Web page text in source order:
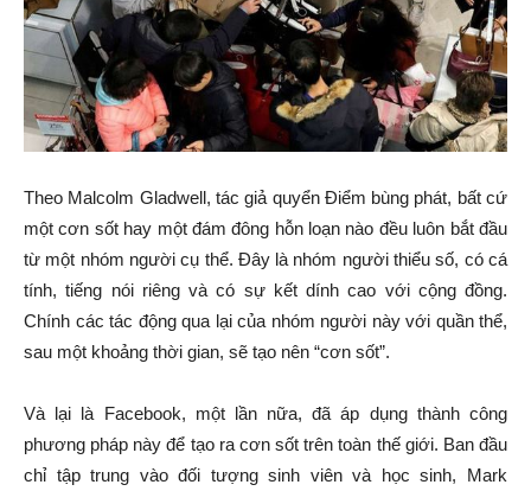
Theo Malcolm Gladwell, tác giả quyển Điểm bùng phát, bất cứ
một cơn sốt hay một đám đông hỗn loạn nào đều luôn bắt đầu
từ một nhóm người cụ thể. Đây là nhóm người thiểu số, có cá
tính, tiếng nói riêng và có sự kết dính cao với cộng đồng.
Chính các tác động qua lại của nhóm người này với quần thể,
sau một khoảng thời gian, sẽ tạo nên “cơn sốt”.
Và lại là Facebook, một lần nữa, đã áp dụng thành công
phương pháp này để tạo ra cơn sốt trên toàn thế giới. Ban đầu
chỉ tập trung vào đối tượng sinh viên và học sinh, Mark